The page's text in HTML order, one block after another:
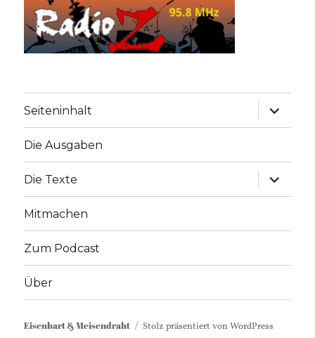
Seiteninhalt
Die Ausgaben
Die Texte
Mitmachen
Zum Podcast
Über
Eisenbart & Meisendraht Stolz präsentiert von WordPress